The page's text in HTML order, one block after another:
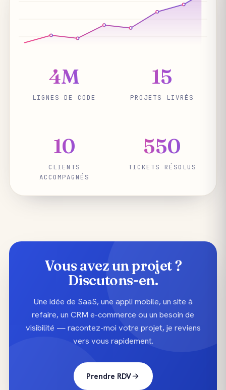
4M
LIGNES DE CODE
15
PROJETS LIVRÉS
10
CLIENTS
ACCOMPAGNÉS
550
TICKETS RÉSOLUS
Vous avez un projet ?
Discutons-en.
Une idée de SaaS, une appli mobile, un site à
refaire, un CRM e-commerce ou un besoin de
visibilité — racontez-moi votre projet, je reviens
vers vous rapidement.
Prendre RDV